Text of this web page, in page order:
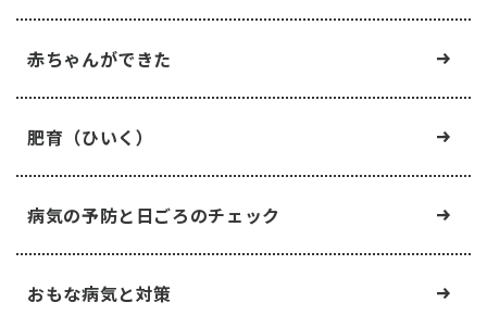
赤ちゃんができた
肥育（ひいく）
病気の予防と日ごろのチェック
おもな病気と対策